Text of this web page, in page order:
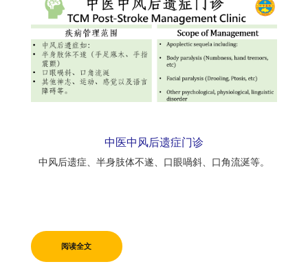
中医中风后遗症门诊
中风后遗症、半身肢体不遂、口眼喎斜、口角流涎等。
阅读全文